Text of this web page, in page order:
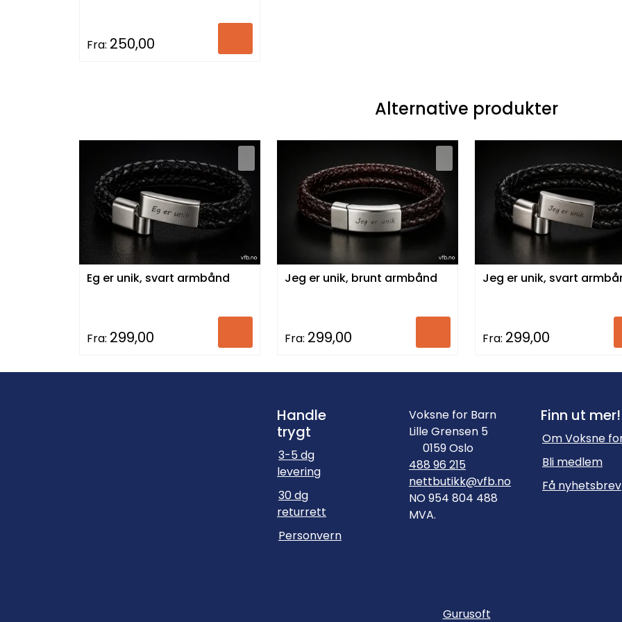
Fra: 250,00
Alternative produkter
Eg er unik, svart armbånd
Fra: 299,00
Jeg er unik, brunt armbånd
Fra: 299,00
Jeg er unik, svart
Fra: 299,00
Voksne for Barn
Lille Grensen 5
0159 Oslo
488 96 215
nettbutikk@vfb.no
NO 954 804 488
MVA.
Finn ut mer!
Om Voksne
Bli medlem
Få nyhetsbrev
Handle
trygt
3-5 dg
levering
30 dg
returrett
Personvern
Gurusoft